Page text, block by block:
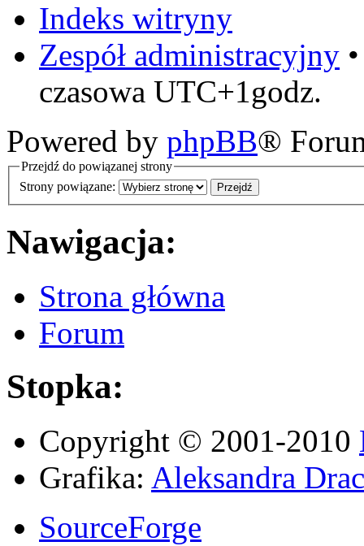
Indeks witryny
Zespół administracyjny
czasowa UTC+1godz.
Powered by phpBB®
Przejdź do powiązanej strony
Strony powiązane:
Nawigacja:
Strona główna
Forum
Stopka:
Copyright © 2001-2010
Grafika: Aleksandra
SourceForge